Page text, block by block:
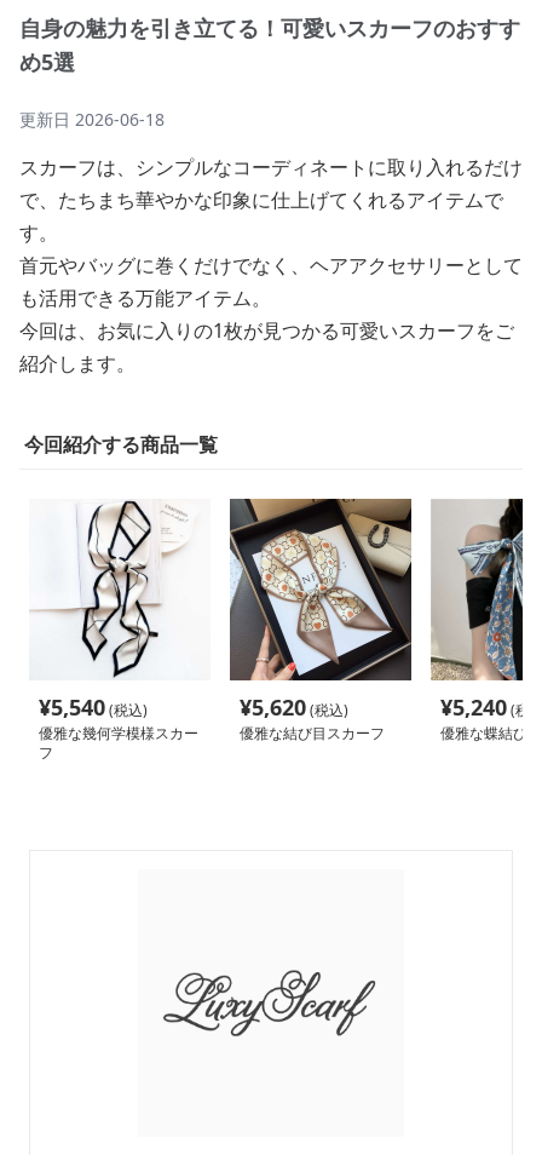
自身の魅力を引き立てる！可愛いスカーフのおすす
め5選
更新日 2026-06-18
スカーフは、シンプルなコーディネートに取り入れるだけ
で、たちまち華やかな印象に仕上げてくれるアイテムで
す。
首元やバッグに巻くだけでなく、ヘアアクセサリーとして
も活用できる万能アイテム。
今回は、お気に入りの1枚が見つかる可愛いスカーフをご
紹介します。
今回紹介する商品一覧
¥5,540(税込)
優雅な幾何学模様スカー
フ
¥5,620(税込)
優雅な結び目スカーフ
¥5,240(税
優雅な蝶結び